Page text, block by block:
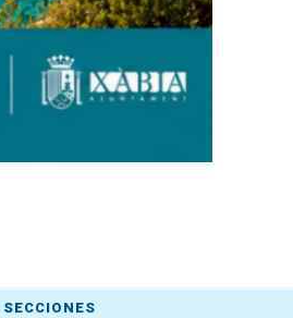
SECCIONES